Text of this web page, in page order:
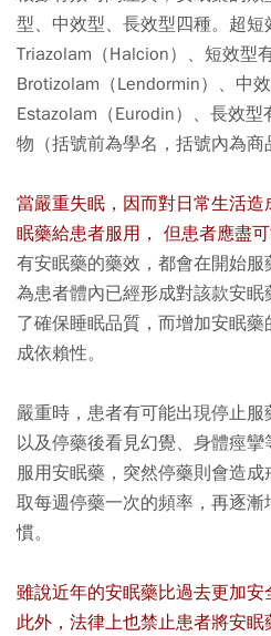
型、中效型、長效型四種。超短
Triazolam（Halcion）、短效型
Brotizolam（Lendormin）、中
Estazolam（Eurodin）、長效
物（括號前為學名，括號內為商
當嚴重失眠，因而對日常生活
眠藥給患者服用， 但患者應盡可
有安眠藥的藥效，都會在開始
為患者體內已經形成對該款安
了確保睡眠品質，而增加安眠
成依賴性。
嚴重時，患者有可能出現停止服
以及停藥後看見幻覺、身體痙
服用安眠藥，突然停藥則會造
取每週停藥一次的頻率，再逐
慣。
雖說近年的安眠藥比過去更加安
此外，法律上也禁止患者將安